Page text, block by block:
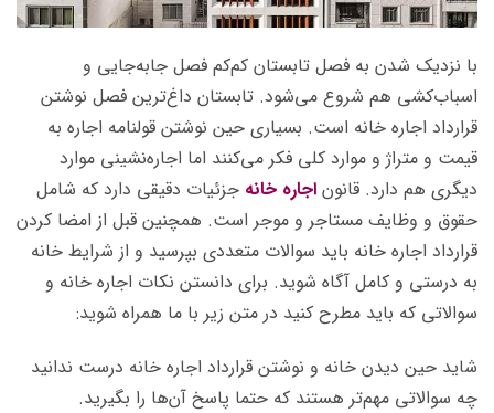
با نزدیک شدن به فصل تابستان کم‌کم فصل جابه‌جایی و
اسباب‌کشی هم شروع می‌شود. تابستان داغ‌ترین فصل نوشتن
قرارداد اجاره خانه است. بسیاری حین نوشتن قولنامه اجاره به
قیمت و متراژ و موارد کلی فکر می‌کنند اما اجاره‌نشینی موارد
دیگری هم دارد. قانون اجاره خانه جزئیات دقیقی دارد که شامل
حقوق و وظایف مستاجر و موجر است. همچنین قبل از امضا کردن
قرارداد اجاره خانه باید سوالات متعددی بپرسید و از شرایط خانه
به درستی و کامل آگاه شوید. برای دانستن نکات اجاره خانه و
سوالاتی که باید مطرح کنید در متن زیر با ما همراه شوید:
شاید حین دیدن خانه و نوشتن قرارداد اجاره خانه درست ندانید
چه سوالاتی مهم‌تر هستند که حتما پاسخ آن‌ها را بگیرید.